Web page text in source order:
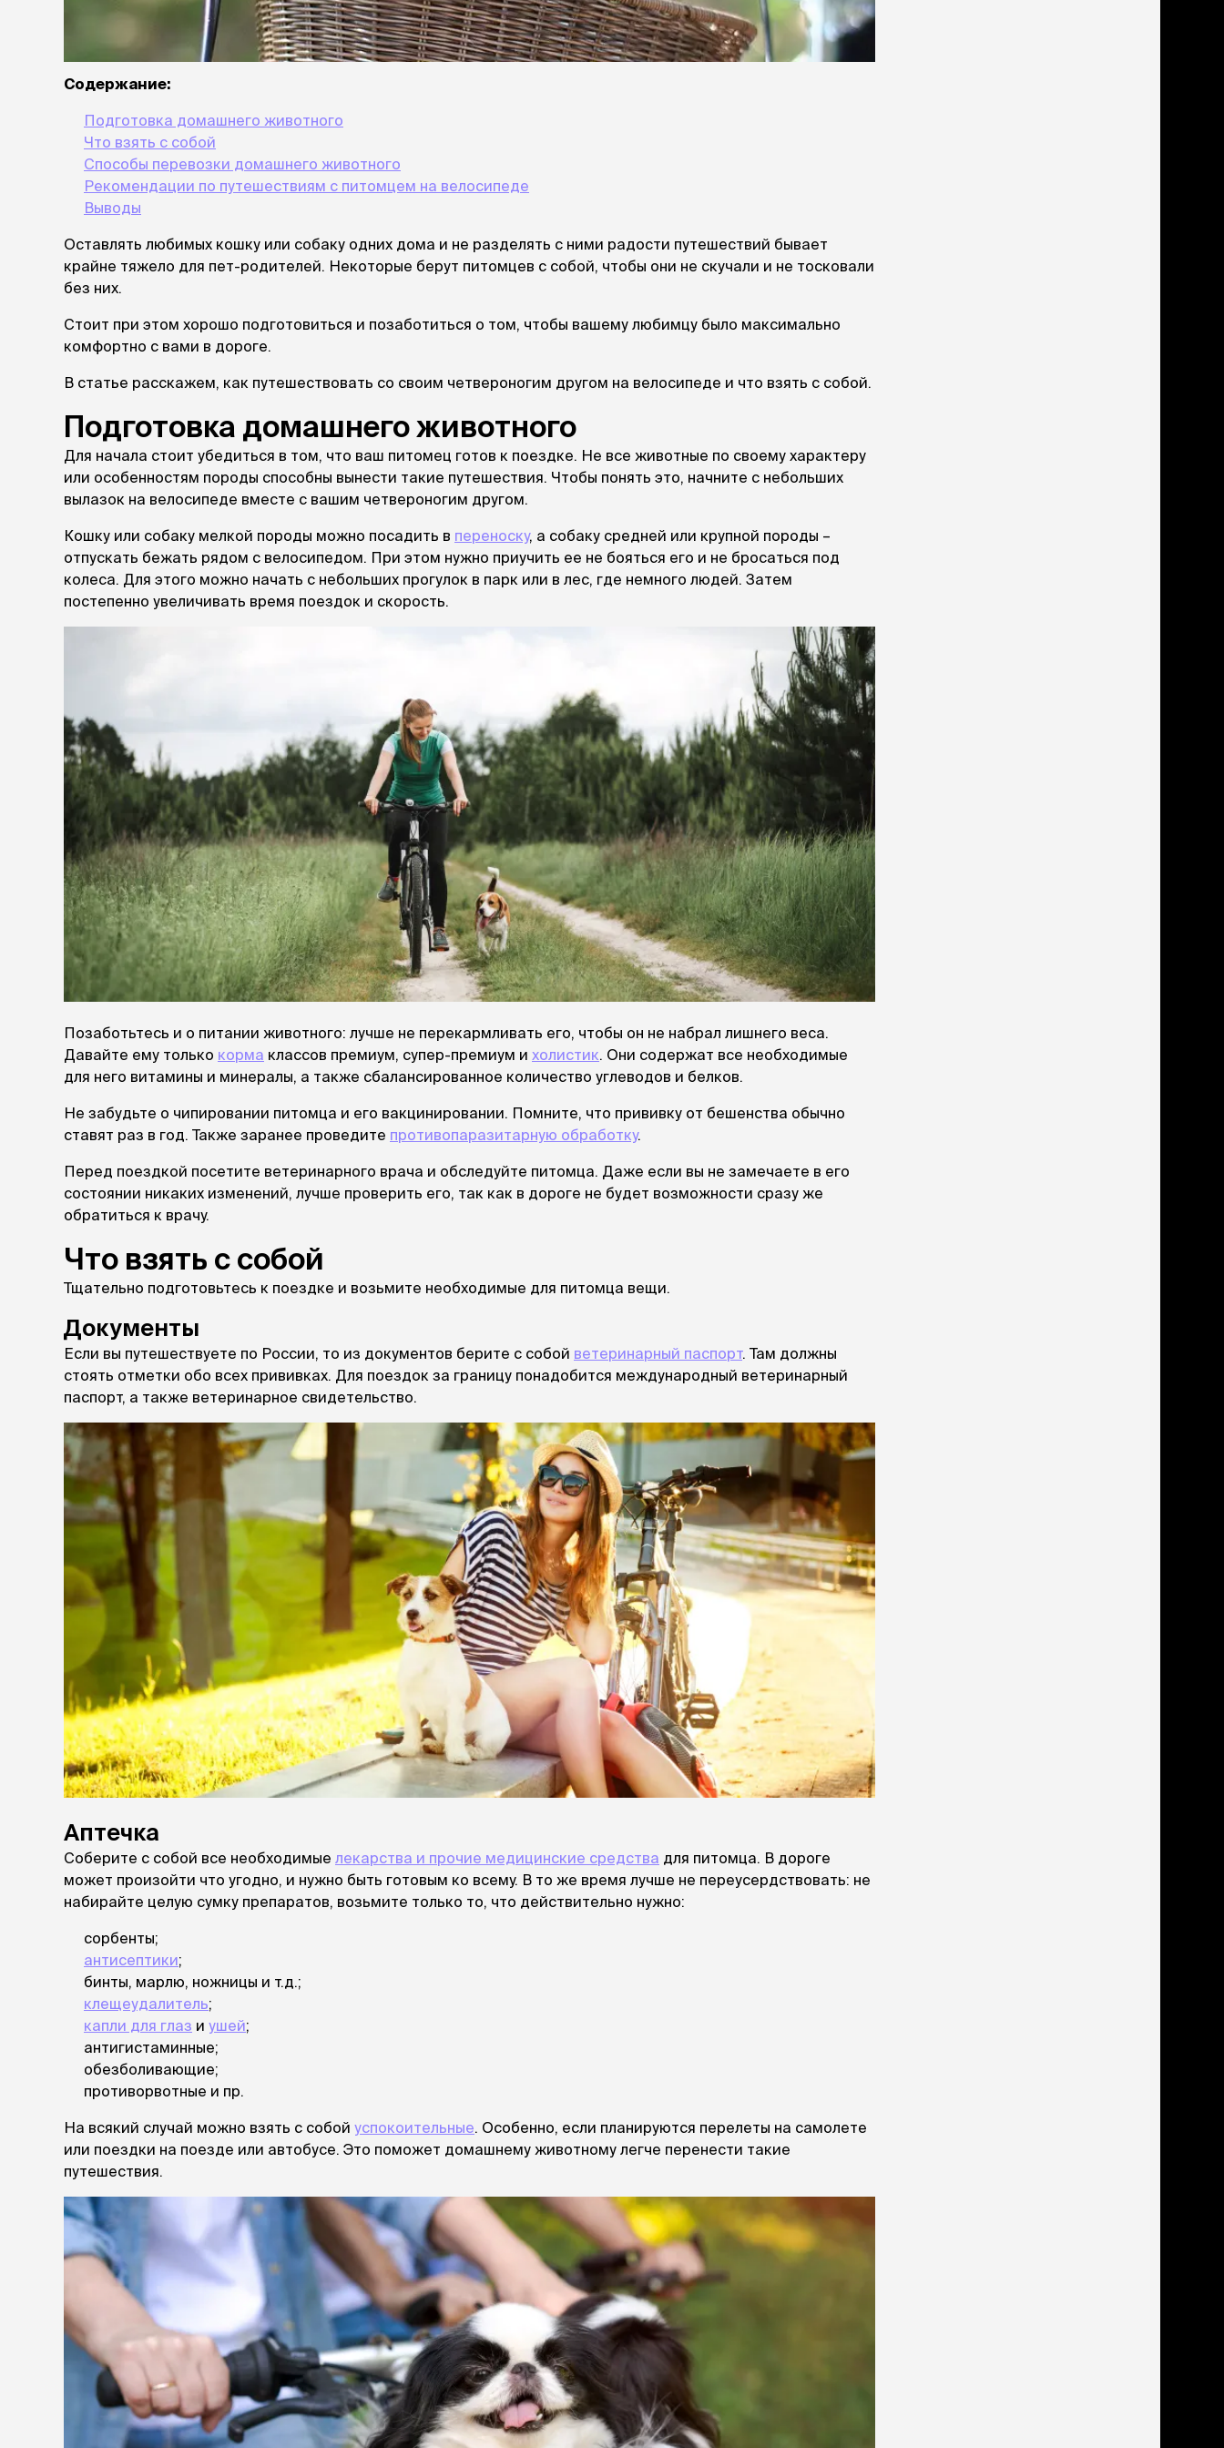
лакомства
Для выведения
шерсти
Сухие лакомства
лотки и туалеты
С сеткой
Без сетки
туалета
Пеленки и подгузники
лежаки и домики
Мягкие домики
Лежанки
Тоннели
подушки
Пледы
когтеточки и
Из гофрокартона
Доски
одежда и
аксессуары
Свитеры
Футболки и майки
Бантики и галстуки
Платья
Смешные костюмы
Украшения и
аксессуары
На пружинке
Трек
Лизунец
миски, кормушки,
Миски
Двойные
Коврики под миску
Автопоилки и
автокормушки
Фильтры для
Набор для кормления
груминг
Когтерезы
Колтунорезы
Средства для
тримминга
Накладные колпачки
Машинки для стрижки
Сменные гребенки для
расчёсок-триммеров
Пилки
Фиксирующие
переноски
Ножи и насадки
Мебель для груминга
Приучение к месту
Другое
Средства от запаха и
пятен
Адресники
двери
Пандусы и ступени
товары для котят
Корм для котят
Туалеты, лотки,
совочки
Товары для груминга
коврики
Сумки, переноски,
клетки
Игрушки
Шлейки, ошейники,
поводки
Когтеточки
Домики и лежаки
Косметика и шампуни
Коррекция поведения
Средства от запаха и
пятен
Защита от паразитов
для котят
мерч
Мерч
Содержание:
Подготовка домашнего животного
Что взять с собой
Способы перевозки домашнего животного
Рекомендации по путешествиям с питомцем на велосипеде
Выводы
Оставлять любимых кошку или собаку одних дома и не разделять с ними радости путешествий бывает
крайне тяжело для пет-родителей. Некоторые берут питомцев с собой, чтобы они не скучали и не тосковали
без них.
Стоит при этом хорошо подготовиться и позаботиться о том, чтобы вашему любимцу было максимально
комфортно с вами в дороге.
В статье расскажем, как путешествовать со своим четвероногим другом на велосипеде и что взять с собой.
Подготовка домашнего животного
Для начала стоит убедиться в том, что ваш питомец готов к поездке. Не все животные по своему характеру
или особенностям породы способны вынести такие путешествия. Чтобы понять это, начните с небольших
вылазок на велосипеде вместе с вашим четвероногим другом.
Кошку или собаку мелкой породы можно посадить в переноску, а собаку средней или крупной породы –
отпускать бежать рядом с велосипедом. При этом нужно приучить ее не бояться его и не бросаться под
колеса. Для этого можно начать с небольших прогулок в парк или в лес, где немного людей. Затем
постепенно увеличивать время поездок и скорость.
Позаботьтесь и о питании животного: лучше не перекармливать его, чтобы он не набрал лишнего веса.
Давайте ему только корма классов премиум, супер-премиум и холистик. Они содержат все необходимые
для него витамины и минералы, а также сбалансированное количество углеводов и белков.
Не забудьте о чипировании питомца и его вакцинировании. Помните, что прививку от бешенства обычно
ставят раз в год. Также заранее проведите противопаразитарную обработку.
Перед поездкой посетите ветеринарного врача и обследуйте питомца. Даже если вы не замечаете в его
состоянии никаких изменений, лучше проверить его, так как в дороге не будет возможности сразу же
обратиться к врачу.
Что взять с собой
Тщательно подготовьтесь к поездке и возьмите необходимые для питомца вещи.
Документы
Если вы путешествуете по России, то из документов берите с собой ветеринарный паспорт. Там должны
стоять отметки обо всех прививках. Для поездок за границу понадобится международный ветеринарный
паспорт, а также ветеринарное свидетельство.
Аптечка
Соберите с собой все необходимые лекарства и прочие медицинские средства для питомца. В дороге
может произойти что угодно, и нужно быть готовым ко всему. В то же время лучше не переусердствовать: не
набирайте целую сумку препаратов, возьмите только то, что действительно нужно:
сорбенты;
антисептики;
бинты, марлю, ножницы и т.д.;
клещеудалитель;
капли для глаз и ушей;
антигистаминные;
обезболивающие;
противорвотные и пр.
На всякий случай можно взять с собой успокоительные. Особенно, если планируются перелеты на самолете
или поездки на поезде или автобусе. Это поможет домашнему животному легче перенести такие
путешествия.